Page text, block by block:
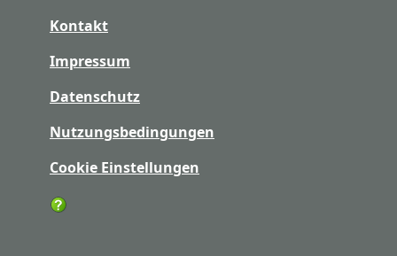
Kontakt
Impressum
Datenschutz
Nutzungsbedingungen
Cookie Einstellungen